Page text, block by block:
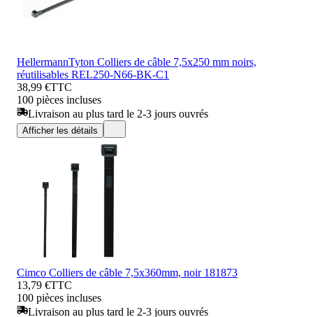
HellermannTyton Colliers de câble 7,5x250 mm noirs,
réutilisables REL250-N66-BK-C1
38,99 €TTC
100 pièces incluses
Livraison au plus tard le 2-3 jours ouvrés
Afficher les détails
Cimco Colliers de câble 7,5x360mm, noir 181873
13,79 €TTC
100 pièces incluses
Livraison au plus tard le 2-3 jours ouvrés